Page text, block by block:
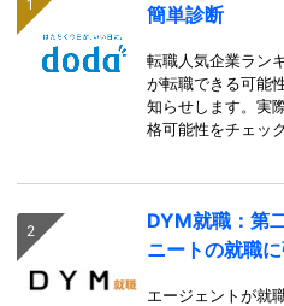
簡単診断
転職人気企業ラン
が転職できる可能
知らせします。実
格可能性をチェッ
DYM就職：第
ニートの就職
エージェントが就